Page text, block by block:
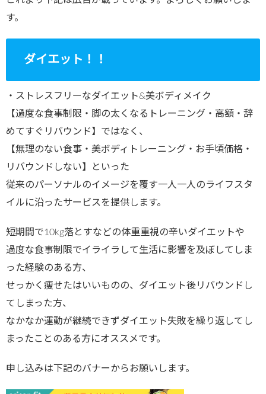
す。
ダイエット！！
・ストレスフリーなダイエット&美ボディメイク
【過度な食事制限・脚の太くなるトレーニング・高額・辞
めてすぐリバウンド】ではなく、
【無理のない食事・美ボディトレーニング・お手頃価格・
リバウンドしない】といった
従来のパーソナルのイメージを覆す一人一人のライフスタ
イルに沿ったサービスを提供します。
短期間で10kg落とすなどの体重重視の辛いダイエットや
過度な食事制限でイライラして生活に影響を及ぼしてしま
った経験のある方、
せっかく痩せたはいいものの、ダイエット後リバウンドし
てしまった方、
なかなか運動が継続できずダイエット失敗を繰り返してし
まったことのある方にオススメです。
申し込みは下記のバナーからお願いします。